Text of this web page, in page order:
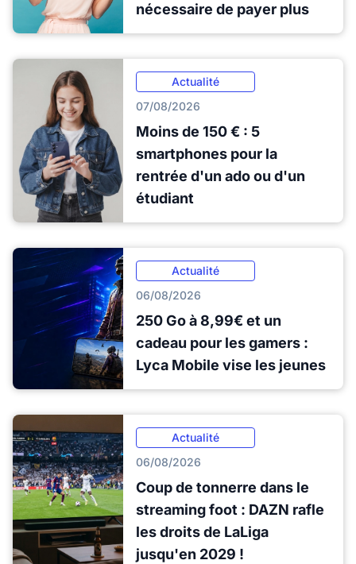
nécessaire de payer plus
Actualité
07/08/2026
Moins de 150 € : 5
smartphones pour la
rentrée d'un ado ou d'un
étudiant
Actualité
06/08/2026
250 Go à 8,99€ et un
cadeau pour les gamers :
Lyca Mobile vise les jeunes
Actualité
06/08/2026
Coup de tonnerre dans le
streaming foot : DAZN rafle
les droits de LaLiga
jusqu'en 2029 !